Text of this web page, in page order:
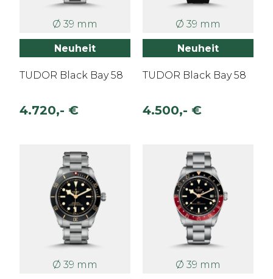
Ø 39 mm
Neuheit
TUDOR Black Bay 58
4.720,- €
Ø 39 mm
Neuheit
TUDOR Black Bay 58
4.500,- €
Ø 39 mm Ø 39 mm